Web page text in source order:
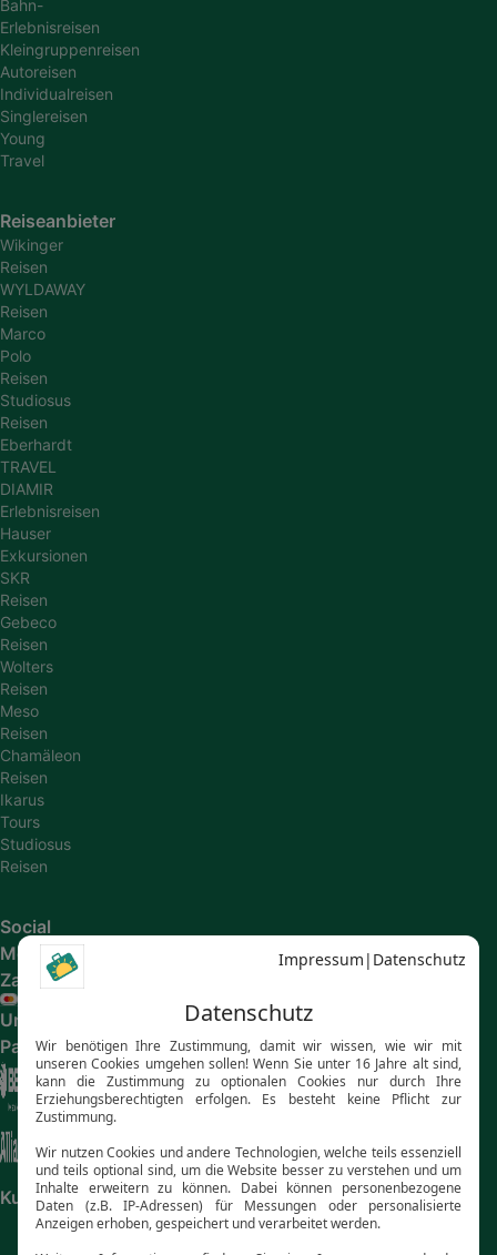
Bahn-
Erlebnisreisen
Kleingruppenreisen
Autoreisen
Individualreisen
Singlereisen
Young
Travel
Reiseanbieter
Wikinger
Reisen
WYLDAWAY
Reisen
Marco
Polo
Reisen
Studiosus
Reisen
Eberhardt
TRAVEL
DIAMIR
Erlebnisreisen
Hauser
Exkursionen
SKR
Reisen
Gebeco
Reisen
Wolters
Reisen
Meso
Reisen
Chamäleon
Reisen
Ikarus
Tours
Studiosus
Reisen
Social
Media
Zahlungsarten
Unsere
Partner
Kundenbewertungen